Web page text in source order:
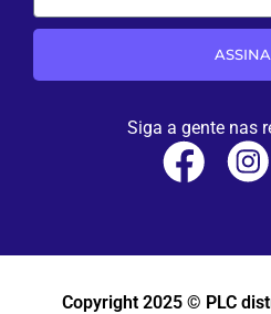
Siga a gente nas
Copyright 2025 © PLC